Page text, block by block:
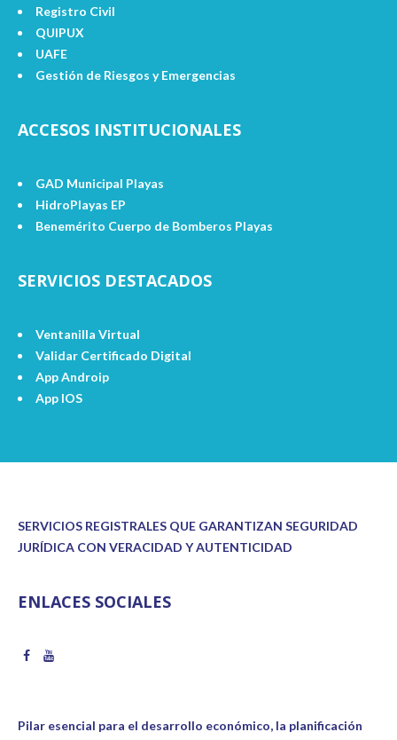
Registro Civil
QUIPUX
UAFE
Gestión de Riesgos y Emergencias
ACCESOS INSTITUCIONALES
GAD Municipal Playas
HidroPlayas EP
Benemérito Cuerpo de Bomberos Playas
SERVICIOS DESTACADOS
Ventanilla Virtual
Validar Certificado Digital
App Androip
App IOS
SERVICIOS REGISTRALES QUE GARANTIZAN SEGURIDAD
JURÍDICA CON VERACIDAD Y AUTENTICIDAD
ENLACES SOCIALES
Pilar esencial para el desarrollo económico, la planificación